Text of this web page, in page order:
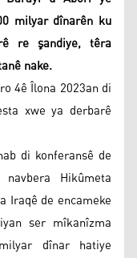
milyar dînarên ku
re şandiye, têra
nake.
4ê Îlona 2023an di
xwe ya derbarê
di konferansê de
Hikûmeta
Iraqê de encameke
ser mîkanîzma
dînar hatiye